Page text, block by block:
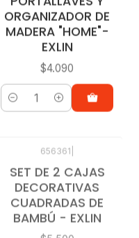
ORGANIZADOR DE
MADERA "HOME"-
EXLIN
$4.090
Cantidad
SET DE 2 CAJAS
DECORATIVAS
CUADRADAS DE
BAMBÚ - EXLIN
$5.500